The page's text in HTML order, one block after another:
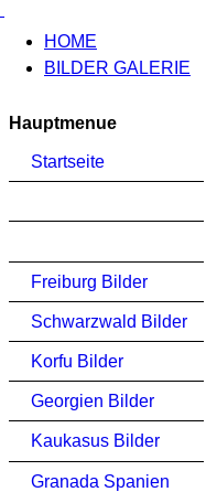
HOME
BILDER GALERIE
Hauptmenue
Startseite
Freiburg Bilder
Schwarzwald Bilder
Korfu Bilder
Georgien Bilder
Kaukasus Bilder
Granada Spanien